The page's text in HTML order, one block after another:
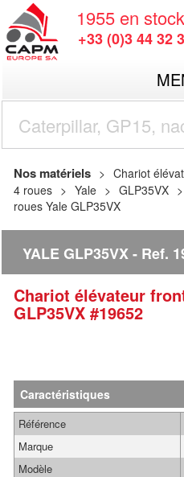
1955 en stock
+33 (0)3 44 32
Nos matériels Chariot
4 roues
Yale GLP35VX
roues Yale GLP35VX
YALE GLP35VX Ref.
Chariot élévateur
GLP35VX #19652
Caractéristiques
Référence
Marque
Modèle